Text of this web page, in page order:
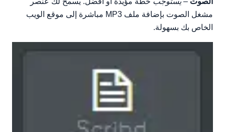
مشغل الصوت بإضافة ملف MP3 مباشرة إلى موقع الويب
الخاص بك بسهولة.